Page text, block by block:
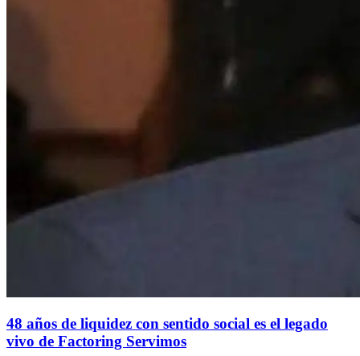
48 años de liquidez con sentido social es el legado
vivo de Factoring Servimos